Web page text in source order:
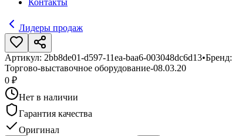
Контакты
Лидеры продаж
Артикул: 2bb8de01-d597-11ea-baa6-003048dc6d13•Бренд:
Торгово-выставочное оборудование-08.03.20
0 ₽
Нет в наличии
Гарантия качества
Оригинал